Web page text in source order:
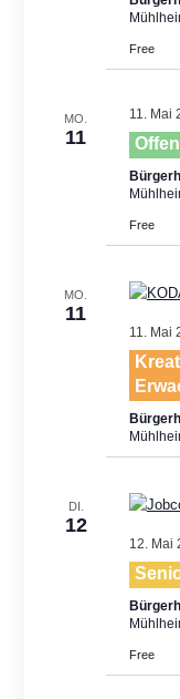
Free
MO.
11
11. Mai
Free
MO.
11
11. Mai
DI.
12
12. Mai
Free